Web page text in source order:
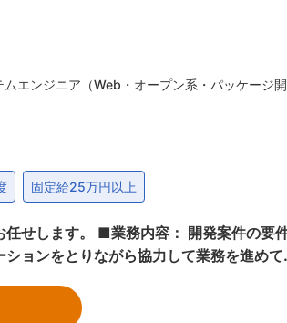
ムエンジニア（Web・オープン系・パッケージ開
固定給25万円以上
開発案件の要件
ョンをとりながら協力して業務を進めて
道会社のシステム開発 ・IoT技術を使用し